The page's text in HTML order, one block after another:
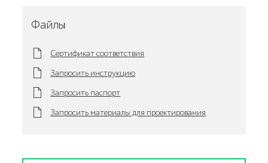
Файлы
Сертификат соответствия
Запросить инструкцию
Запросить паспорт
Запросить материалы для проектирования